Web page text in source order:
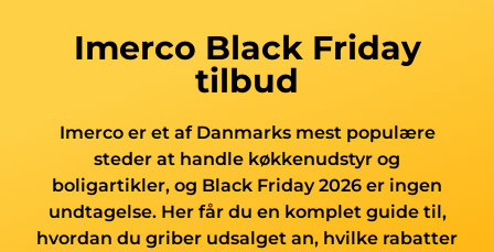
Imerco Black Friday
tilbud
Imerco er et af Danmarks mest populære
steder at handle køkkenudstyr og
boligartikler, og Black Friday 2026 er ingen
undtagelse. Her får du en komplet guide til,
hvordan du griber udsalget an, hvilke rabatter